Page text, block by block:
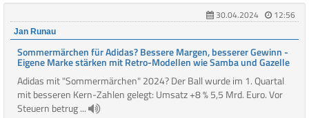
30.04.2024 12:56
Jan Runau
Sommermärchen für Adidas? Bessere Margen, besserer Gewinn -
Eigene Marke stärken mit Retro-Modellen wie Samba und Gazelle
Adidas mit "Sommermärchen" 2024? Der Ball wurde im 1. Quartal
mit besseren Kern-Zahlen gelegt: Umsatz +8 % 5,5 Mrd. Euro. Vor
Steuern betrug ...